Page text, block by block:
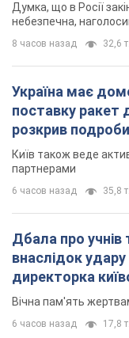
Думка, що в Росії
небезпечна,
8 часов назад 32,6 т.
Україна має
поставку
розкрив
Київ також веде
партнерами
6 часов назад 35,8 т.
Дбала про учнів
внаслідок
директорка
Вічна пам'ять
6 часов назад 17,8 т.